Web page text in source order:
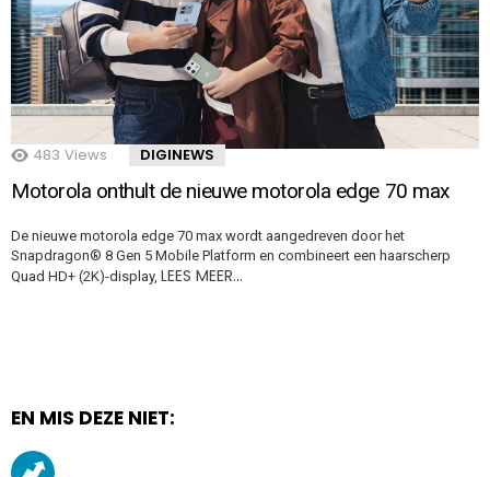
483 Views DIGINEWS
Motorola onthult de nieuwe motorola edge 70 max
De nieuwe motorola edge 70 max wordt aangedreven door het
Snapdragon® 8 Gen 5 Mobile Platform en combineert een haarscherp
Quad HD+ (2K)-display, LEES MEER…
EN MIS DEZE NIET: